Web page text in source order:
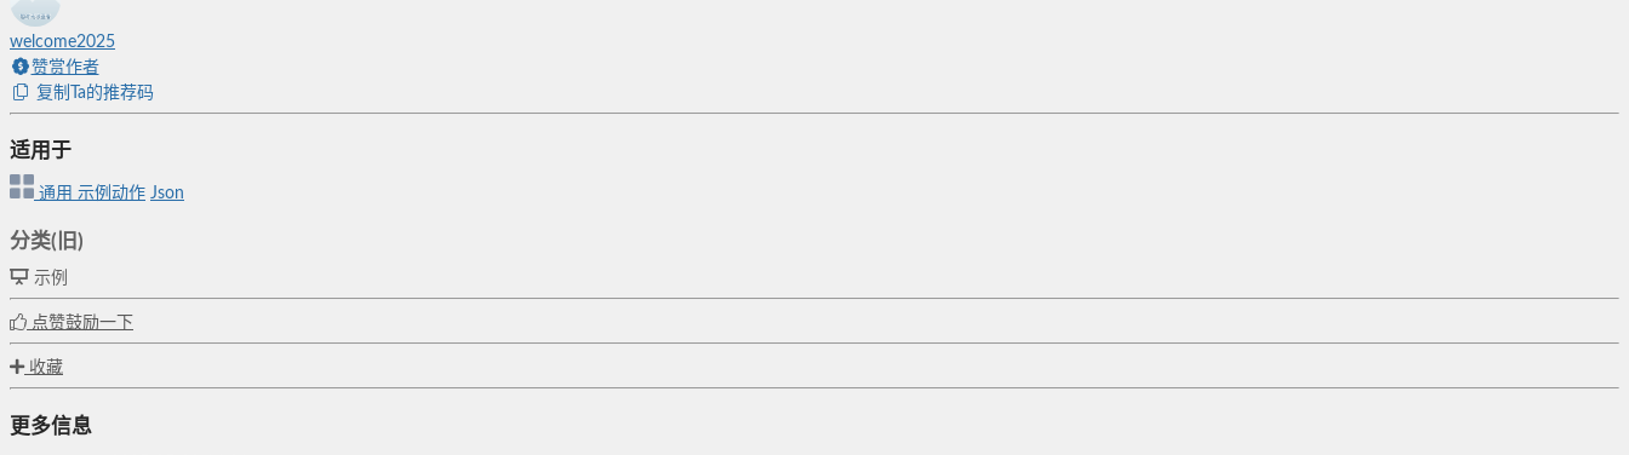
welcome2025
赞赏作者
复制Ta的推荐码
适用于
通用 示例动作 Json
分类(旧)
示例
点赞鼓励一下
收藏
更多信息